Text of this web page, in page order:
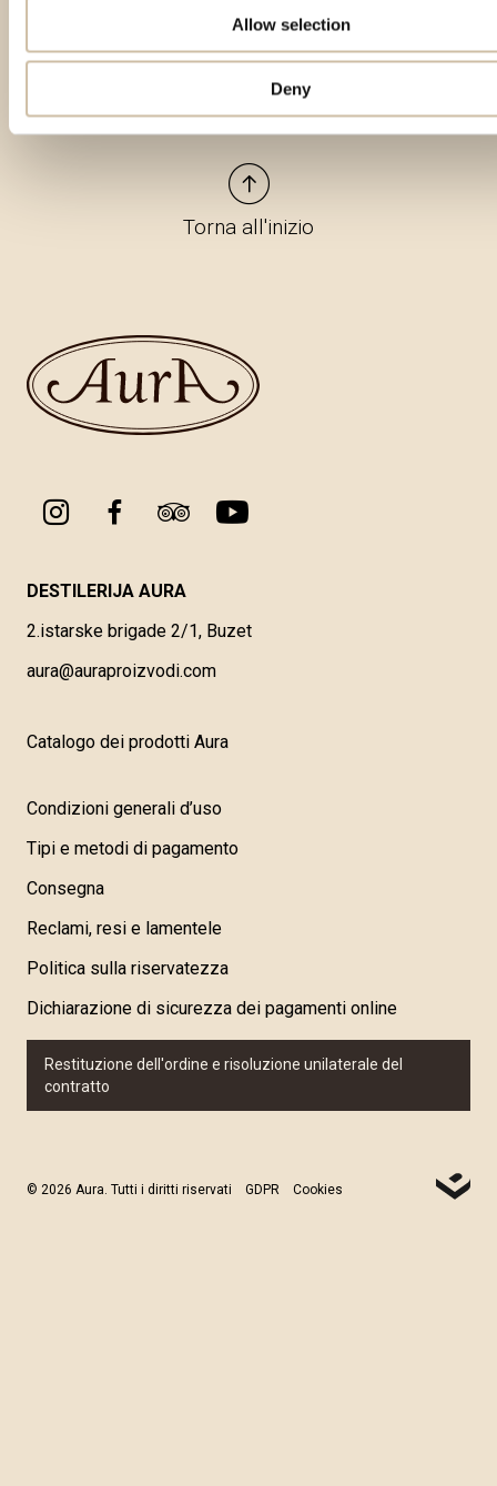
Allow selection
Deny
Torna all'inizio
DESTILERIJA AURA
2.istarske brigade 2/1, Buzet
aura@auraproizvodi.com
Catalogo dei prodotti Aura
Condizioni generali d’uso
Tipi e metodi di pagamento
Consegna
Reclami, resi e lamentele
Politica sulla riservatezza
Dichiarazione di sicurezza dei pagamenti online
Restituzione dell'ordine e risoluzione unilaterale del
contratto
© 2026 Aura. Tutti i diritti riservati GDPR Cookies